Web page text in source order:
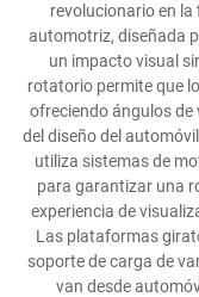
revolucionario en
automotriz, diseñada
un impacto visual
rotatorio permite que
ofreciendo ángulos de
del diseño del
utiliza sistemas de
para garantizar una
experiencia de
Las plataformas
soporte de carga de
van desde